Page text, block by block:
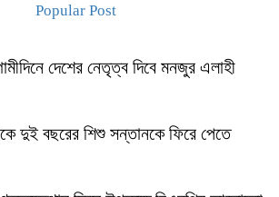
Popular Post
দেশের নেতৃত্ব দিবে মনজুর এলাহী
দুই বছরের শিশু সন্তানকে ফিরে পেতে